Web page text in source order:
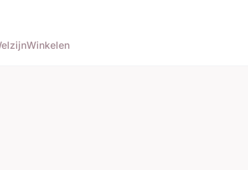
Winkelen